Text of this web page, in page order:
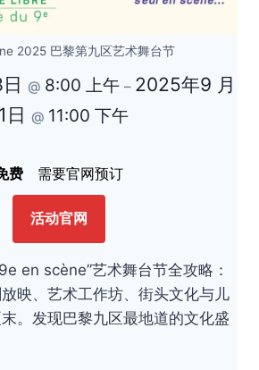
2025 巴黎第九区艺术舞台节
@ 8:00 上午 – 2025年9 月
日 @ 11:00 下午
费 需要官网预订
活动官网
en scène”艺术舞台节全攻略：
映、艺术工作坊、街头文化与儿
。发现巴黎九区最地道的文化盛